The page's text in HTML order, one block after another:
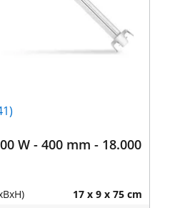
W - 400 mm - 18.000
17 x 9 x 75 cm